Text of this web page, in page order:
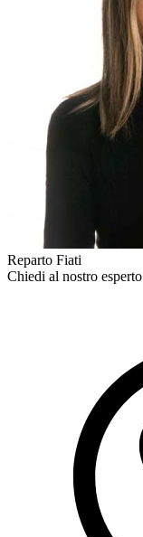
Reparto Fiati
Chiedi al nostro esperto